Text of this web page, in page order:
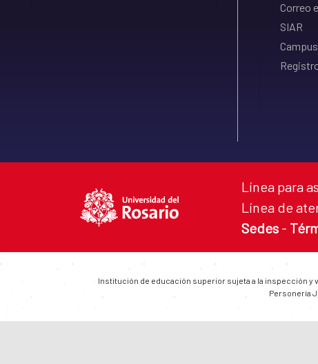
Correo
SIAR
Línea para
Línea de
Sedes -
Institución de educación superior sujeta a la inspección y
Personería